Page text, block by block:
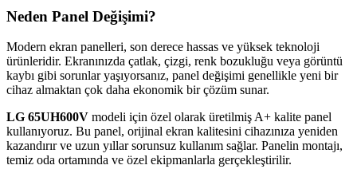
Neden Panel Değişimi?
Modern ekran panelleri, son derece hassas ve yüksek teknoloji
ürünleridir. Ekranınızda çatlak, çizgi, renk bozukluğu veya görüntü
kaybı gibi sorunlar yaşıyorsanız, panel değişimi genellikle yeni bir
cihaz almaktan çok daha ekonomik bir çözüm sunar.
LG 65UH600V modeli için özel olarak üretilmiş A+ kalite panel
kullanıyoruz. Bu panel, orijinal ekran kalitesini cihazınıza yeniden
kazandırır ve uzun yıllar sorunsuz kullanım sağlar. Panelin montajı,
temiz oda ortamında ve özel ekipmanlarla gerçekleştirilir.